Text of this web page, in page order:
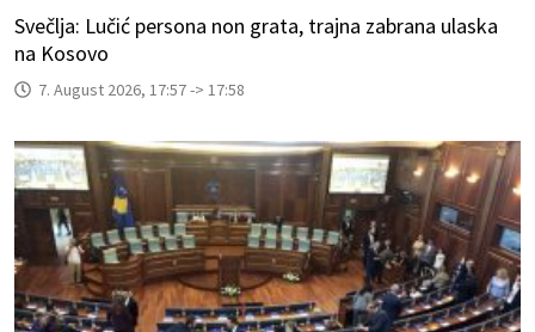
Svečlja: Lučić persona non grata, trajna zabrana ulaska
na Kosovo
7. August 2026, 17:57 -> 17:58